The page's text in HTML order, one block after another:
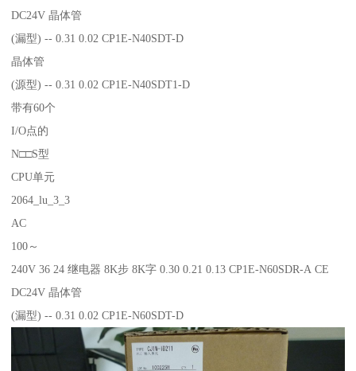
DC24V 晶体管
(漏型) -- 0.31 0.02 CP1E-N40SDT-D
晶体管
(源型) -- 0.31 0.02 CP1E-N40SDT1-D
带有60个
I/O点的
N□□S型
CPU单元
2064_lu_3_3
AC
100～
240V 36 24 继电器 8K步 8K字 0.30 0.21 0.13 CP1E-N60SDR-A CE
DC24V 晶体管
(漏型) -- 0.31 0.02 CP1E-N60SDT-D